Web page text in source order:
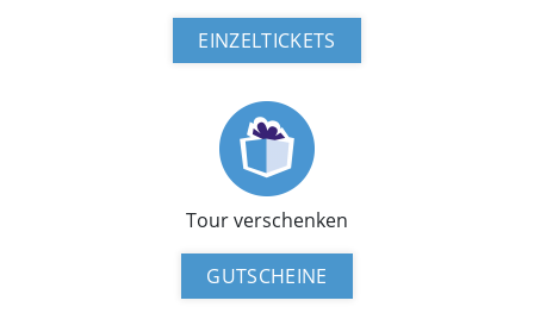
EINZELTICKETS
Tour verschenken
GUTSCHEINE